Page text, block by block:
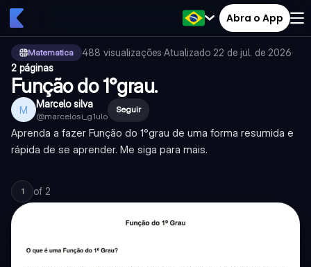
Abra o App
Matematica 488 visualizações·Atualizado 22 de jul. de 2026·
2 páginas
Função do 1°grau.
M Marcelo silva
@marcelosi_g1ulo
Seguir
Aprenda a fazer Função do 1°grau de uma forma resumida e
rápida de se aprender. Me siga para mais.
1 of 2